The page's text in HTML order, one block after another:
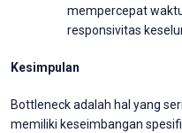
mempercepat
responsivitas
Kesimpulan
Bottleneck adalah hal yang
memiliki keseimbangan